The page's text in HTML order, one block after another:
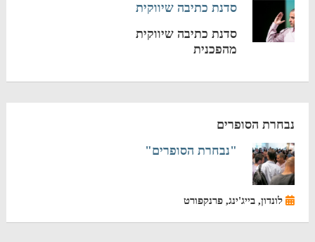
סדנת כתיבה שיווקית
סדנת כתיבה שיווקית
מהפכנית
נבחרת הסופרים
"נבחרת הסופרים"
לונדון, בייג'ינג, פרנקפורט